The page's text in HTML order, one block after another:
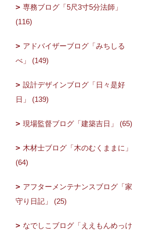
専務ブログ「5尺3寸5分法師」
(116)
アドバイザーブログ「みちしる
べ」 (149)
設計デザインブログ「日々是好
日」 (139)
現場監督ブログ「建築吉日」 (65)
木材士ブログ「木のむくままに」
(64)
アフターメンテナンスブログ「家
守り日記」 (25)
なでしこブログ「ええもんめっけ